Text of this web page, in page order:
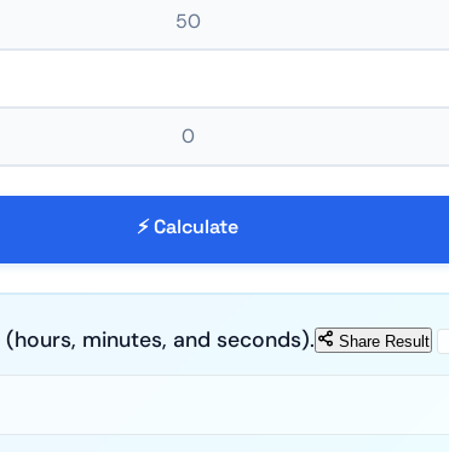
⚡ Calculate
minutes, and seconds). Share Result